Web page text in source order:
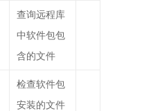
查询远程库
中软件包包
含的文件
检查软件包
安装的文件